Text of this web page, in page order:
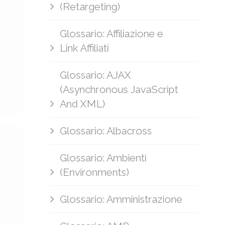
(Retargeting)
Glossario: Affiliazione e
Link Affiliati
Glossario: AJAX
(Asynchronous JavaScript
And XML)
Glossario: Albacross
Glossario: Ambienti
(Environments)
Glossario: Amministrazione